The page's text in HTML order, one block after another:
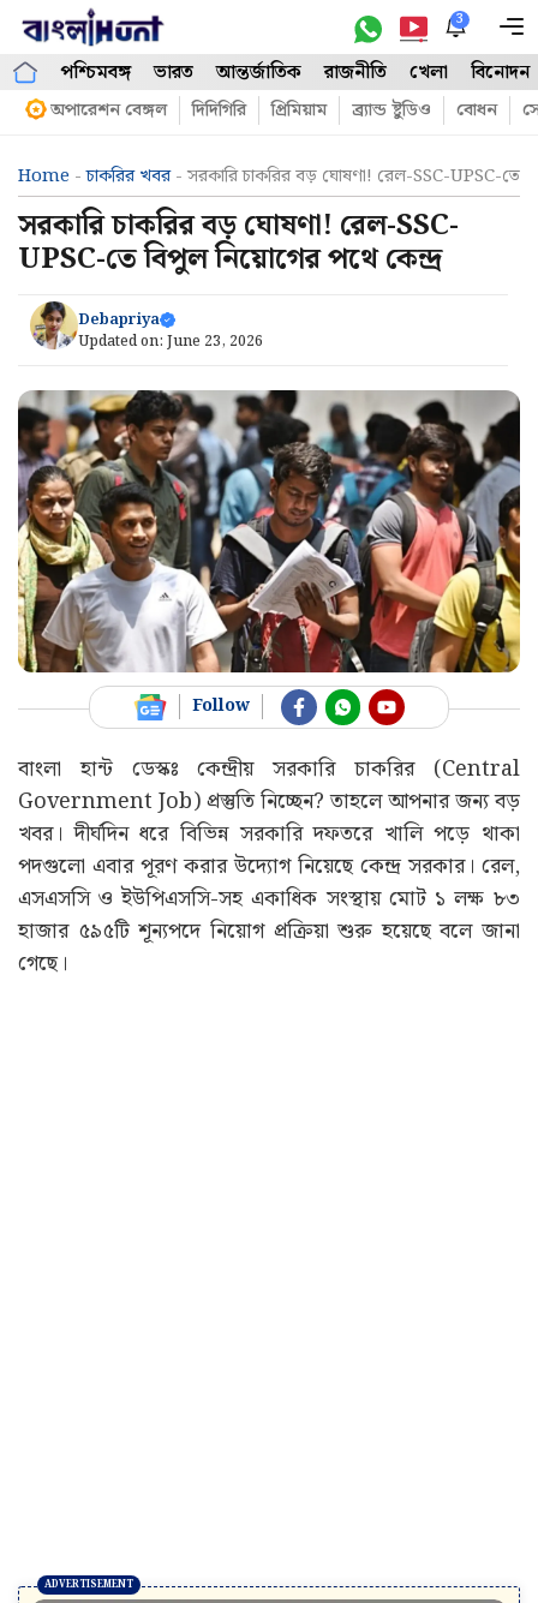
Skip
content
3
পশ্চিমবঙ্গ ভারত আন্তর্জাতিক রাজনীতি খেলা বিনোদন
অপারেশন বেঙ্গল দিদিগিরি প্রিমিয়াম ব্র্যান্ড ষ্টুডিও বোধন
Home -চাকরির খবর- সরকারি চাকরির বড় ঘোষণা! রেল-SSC-UPSC-তে
সরকারি চাকরির বড় ঘোষণা! রেল-SSC-
UPSC-তে বিপুল নিয়োগের পথে কেন্দ্র
Debapriya
Updated on: June 23, 2026
Follow
বাংলা হান্ট ডেস্কঃ কেন্দ্রীয় সরকারি চাকরির (Central
Government Job) প্রস্তুতি নিচ্ছেন? তাহলে আপনার জন্য বড়
খবর। দীর্ঘদিন ধরে বিভিন্ন সরকারি দফতরে খালি পড়ে থাকা
পদগুলো এবার পূরণ করার উদ্যোগ নিয়েছে কেন্দ্র সরকার। রেল,
এসএসসি ও ইউপিএসসি-সহ একাধিক সংস্থায় মোট ১ লক্ষ ৮৩
হাজার ৫৯৫টি শূন্যপদে নিয়োগ প্রক্রিয়া শুরু হয়েছে বলে জানা
গেছে।